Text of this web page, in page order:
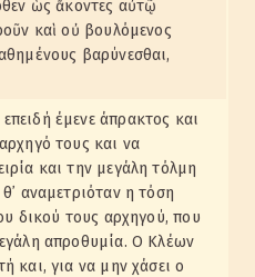
ὡς ἄκοντες αὐτῷ
καὶ οὐ βουλόμενος
βαρύνεσθαι,
έμενε άπρακτος και
τους και να
και την μεγάλη τόλμη
αναμετριόταν η τόση
δικού τους αρχηγού, που
απροθυμία. Ο Κλέων
και, για να μην χάσει ο